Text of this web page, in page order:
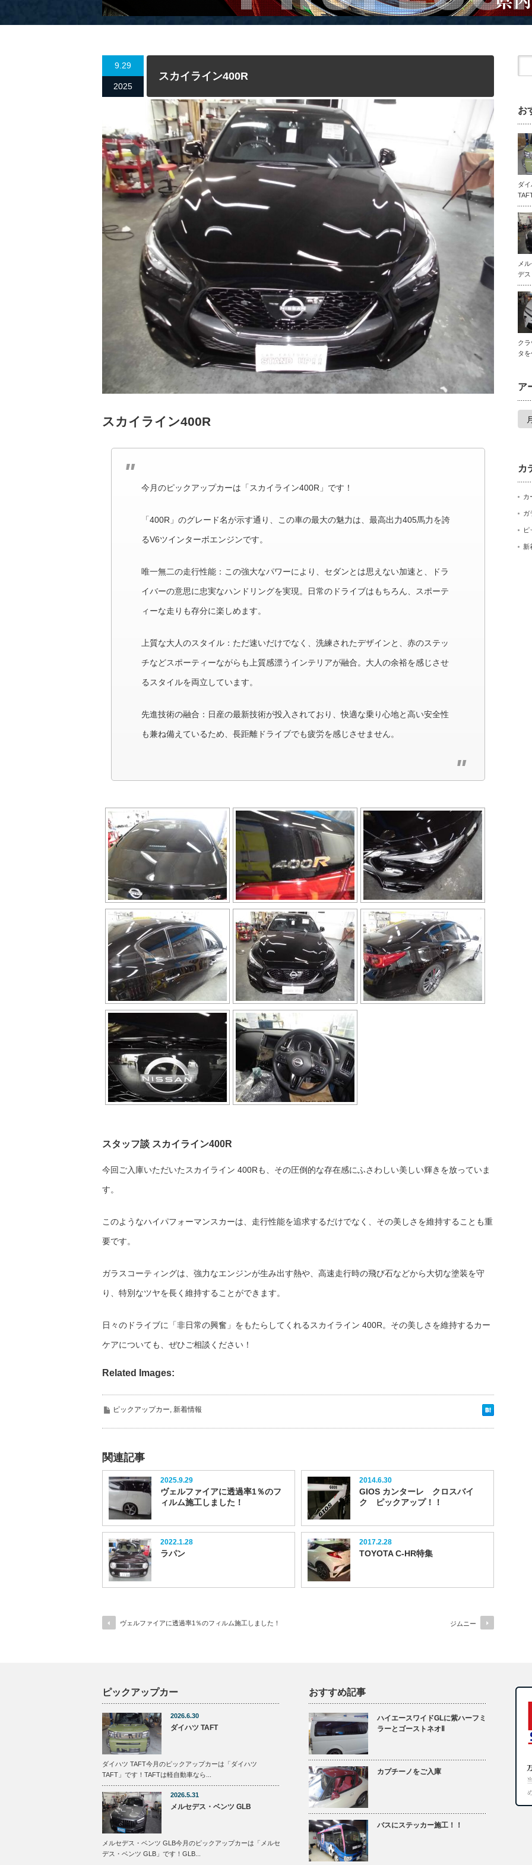
9.29
2025
スカイライン400R
スカイライン400R
今月のピックアップカーは「スカイライン400R」です！
「400R」のグレード名が示す通り、この車の最大の魅力は、最高出力405馬力を誇
るV6ツインターボエンジンです。
唯一無二の走行性能：この強大なパワーにより、セダンとは思えない加速と、ドラ
イバーの意思に忠実なハンドリングを実現。日常のドライブはもちろん、スポーテ
ィーな走りも存分に楽しめます。
上質な大人のスタイル：ただ速いだけでなく、洗練されたデザインと、赤のステッ
チなどスポーティーながらも上質感漂うインテリアが融合。大人の余裕を感じさせ
るスタイルを両立しています。
先進技術の融合：日産の最新技術が投入されており、快適な乗り心地と高い安全性
も兼ね備えているため、長距離ドライブでも疲労を感じさせません。
スタッフ談 スカイライン400R
今回ご入庫いただいたスカイライン 400Rも、その圧倒的な存在感にふさわしい美しい輝きを放っていま
す。
このようなハイパフォーマンスカーは、走行性能を追求するだけでなく、その美しさを維持することも重
要です。
ガラスコーティングは、強力なエンジンが生み出す熱や、高速走行時の飛び石などから大切な塗装を守
り、特別なツヤを長く維持することができます。
日々のドライブに「非日常の興奮」をもたらしてくれるスカイライン 400R。その美しさを維持するカー
ケアについても、ぜひご相談ください！
Related Images:
ピックアップカー 新着情報
関連記事
2025.9.29
ヴェルファイアに透過率1％のフ
ィルム施工しました！
2014.6.30
GIOS カンターレ クロスバイ
ク ピックアップ！！
2022.1.28
ラパン
2017.2.28
TOYOTA C-HR特集
ヴェルファイアに透過率1％のフィルム施工しました！ ジムニー
お
ダ
メ
デス
ク
タ
ア
ア
カ
カ
ガ
ピ
新
ピックアップカー
2026.6.30
ダイハツ TAFT
ダイハツ TAFT今月のピックアップカーは「ダイハツ
TAFT」です！TAFTは軽自動車なら...
2026.5.31
メルセデス・ベンツ GLB
メルセデス・ベンツ GLB今月のピックアップカーは「メルセ
デス・ベンツ GLB」です！GLB...
おすすめ記事
ハイエースワイドGLに紫ハーフミ
ラーとゴーストネオⅡ
カプチーノをご入庫
バスにステッカー施工！！